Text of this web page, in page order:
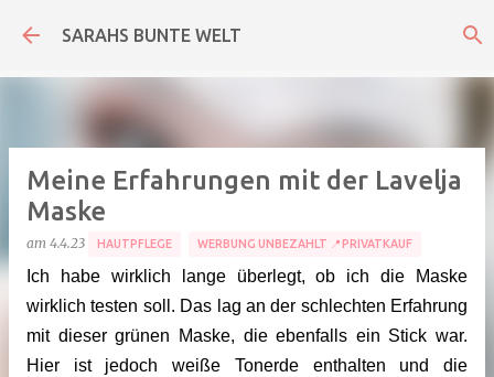
Direkt zum Hauptbereich
SARAHS BUNTE WELT
Meine Erfahrungen mit der Lavelja
Maske
am 4.4.23 HAUTPFLEGE WERBUNG UNBEZAHLT 📍PRIVATKAUF
Ich habe wirklich lange überlegt, ob ich die Maske
wirklich testen soll. Das lag an der schlechten Erfahrung
mit dieser grünen Maske, die ebenfalls ein Stick war.
Hier ist jedoch weiße Tonerde enthalten und die